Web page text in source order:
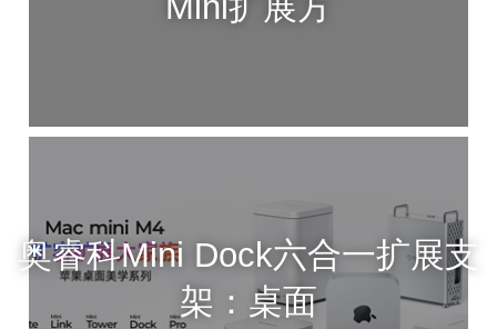
奥睿科Mini Dock六合一扩展支
架：桌面